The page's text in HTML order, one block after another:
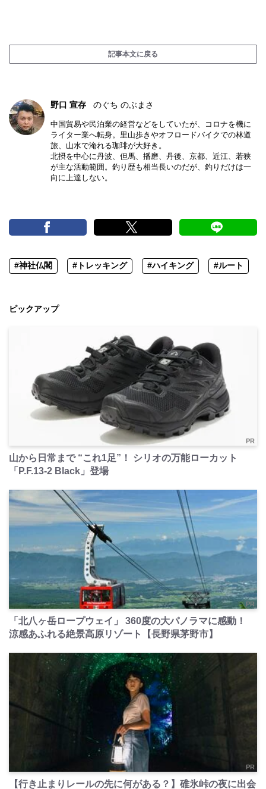
記事本文に戻る
野口 宣存 のぐち のぶまさ
中国貿易や民泊業の経営などをしていたが、コロナを機に
ライター業へ転身。里山歩きやオフロードバイクでの林道
旅、山水で淹れる珈琲が大好き。
北摂を中心に丹波、但馬、播磨、丹後、京都、近江、若狭
が主な活動範囲。釣り歴も相当長いのだが、釣りだけは一
向に上達しない。
#神社仏閣 #トレッキング #ハイキング #ルート
ピックアップ
PR
山から日常まで “これ1足”！ シリオの万能ローカット
「P.F.13-2 Black」登場
PR
「北八ヶ岳ロープウェイ」 360度の大パノラマに感動！
涼感あふれる絶景高原リゾート【長野県茅野市】
PR
【行き止まりレールの先に何がある？】碓氷峠の夜に出会